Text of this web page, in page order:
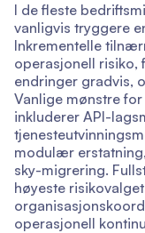
I de fleste
vanligvis tryggere
Inkrementelle
operasjonell risiko,
endringer gradvis,
Vanlige mønstre
inkluderer API-
modulær
sky-migrering.
høyeste
operasjonell